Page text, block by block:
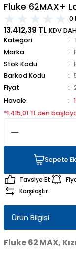
Fluke 62MAX+
0
13.412,39 TL KDV
Kategori
Marka
Stok Kodu
Barkod Kodu
Fiyat
Havale
*1.415,01 TL den
Sepete
Tavsiye Et
Karşılaştır
Ürün Bilgisi
Fluke 62 MAX,